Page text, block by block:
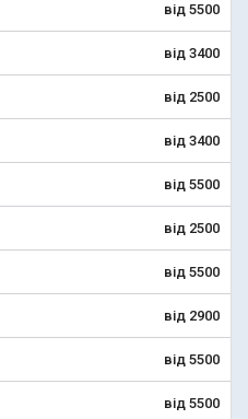
від 5500
від 3400
від 2500
від 3400
від 5500
від 2500
від 5500
від 2900
від 5500
від 5500